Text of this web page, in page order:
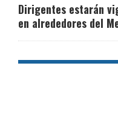
Dirigentes estarán
en alrededores del